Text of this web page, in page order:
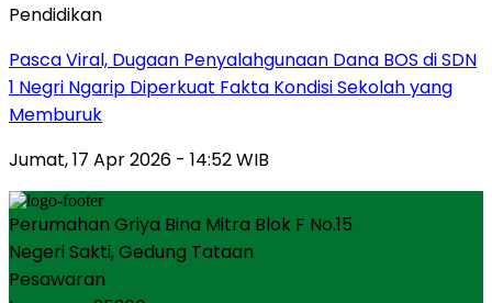
Pendidikan
Pasca Viral, Dugaan Penyalahgunaan Dana BOS di SDN
1 Negri Ngarip Diperkuat Fakta Kondisi Sekolah yang
Memburuk
Jumat, 17 Apr 2026 - 14:52 WIB
Perumahan Griya Bina Mitra Blok F No.15
Negeri Sakti, Gedung Tataan
Pesawaran